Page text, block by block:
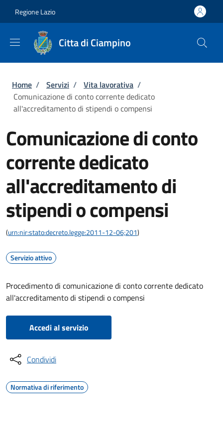
Regione Lazio
Citta di Ciampino
Briciole di pane
Home / Servizi / Vita lavorativa /
Comunicazione di conto corrente dedicato
all'accreditamento di stipendi o compensi
Comunicazione di conto
corrente dedicato
all'accreditamento di
stipendi o compensi
(urn:nir:stato:decreto.legge:2011-12-06;201)
Servizio attivo
Procedimento di comunicazione di conto corrente dedicato
all'accreditamento di stipendi o compensi
Accedi al servizio
Condividi
Normativa di riferimento